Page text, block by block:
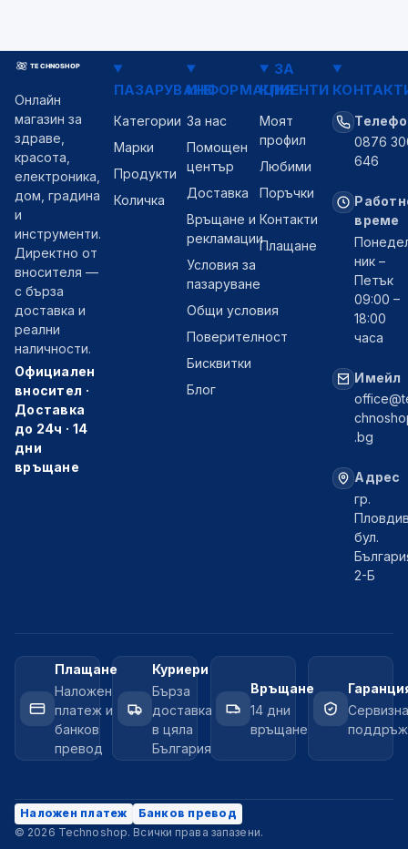
Онлайн
магазин за
здраве,
красота,
електроника,
дом, градина
и
инструменти.
Директно от
вносителя —
с бърза
доставка и
реални
наличности.
Официален
вносител ·
Доставка
до 24ч · 14
дни
връщане
ПАЗАРУВАНЕ
Категории
Марки
Продукти
Количка
ИНФОРМАЦИЯ
За нас
Помощен
център
Доставка
Връщане и
рекламации
Условия за
пазаруване
Общи условия
Поверителност
Бисквитки
Блог
ЗА
КЛИЕНТИ
Моят
профил
Любими
Поръчки
Контакти
Плащане
0876
646
време
ник –
Петък
09:00 –
18:00
часа
Имейл
.bg
Адрес
гр.
бул.
2-Б
Плащане
Наложен
платеж и
банков
превод
Куриери
Бърза
доставка
в цяла
България
Връщане
14 дни
връщане
Сервизна
Наложен платеж
Банков превод
© 2026 Technoshop. Всички права запазени.